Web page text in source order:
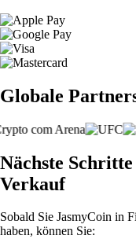
Globale
Nächste
Verkauf
Sobald Sie JasmyCoin in
haben, können Sie: